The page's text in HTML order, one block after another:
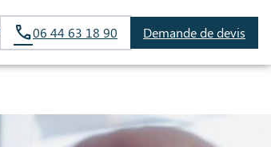
06 44 63 18 90 Demande de devis